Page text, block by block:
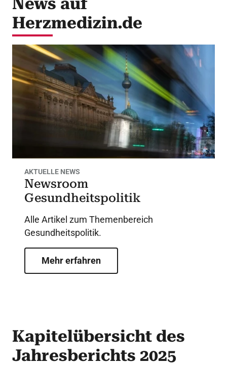
Herzmedizin.de
AKTUELLE NEWS
Newsroom
Gesundheitspolitik
Alle Artikel zum Themenbereich
Gesundheitspolitik.
Mehr erfahren
Kapitelübersicht des
Jahresberichts 2025